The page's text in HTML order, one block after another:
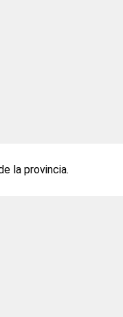
la provincia.